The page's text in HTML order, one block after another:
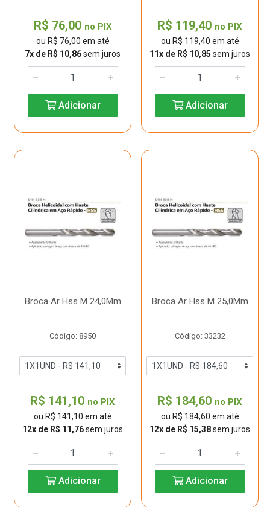
R$ 76,00 no PIX
ou R$ 76,00 em até
7x de R$ 10,86sem juros
Adicionar
R$ 119,40 no PIX
ou R$ 119,40 em até
11x de R$ 10,85 sem juros
Adicionar
Broca Ar Hss M 24,0Mm
Código: 8950
R$ 141,10 no PIX
ou R$ 141,10 em até
12x de R$ 11,76sem juros
Adicionar
Broca Ar Hss M 25,0Mm
Código: 33232
R$ 184,60 no PIX
ou R$ 184,60 em até
12x de R$ 15,38sem juros
Adicionar